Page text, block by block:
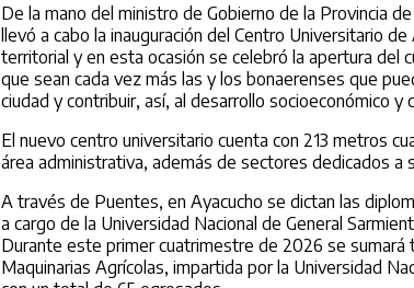
De la mano del ministro de Gobierno de la Provincia
llevó a cabo la inauguración del Centro Universitario
territorial y en esta ocasión se celebró la apertura
que sean cada vez más las y los bonaerenses que
ciudad y contribuir, así, al desarrollo socioeconómico y
El nuevo centro universitario cuenta con 213 metros
área administrativa, además de sectores dedicados a
A través de Puentes, en Ayacucho se dictan las
a cargo de la Universidad Nacional de General
Durante este primer cuatrimestre de 2026 se sumará
Maquinarias Agrícolas, impartida por la Universidad